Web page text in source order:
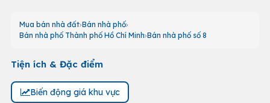
Mua bán nhà đất Bán nhà phố
Bán nhà phố Thành phố Hồ Chí Minh Bán nhà phố số 8
Tiện ích & Đặc điểm
Biến động giá khu vực